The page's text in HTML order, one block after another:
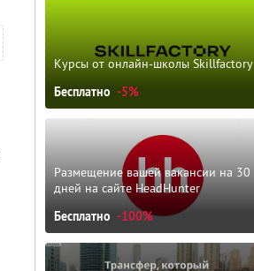
Курсы от онлайн-школы Skillfactory
Бесплатно -5%
Размещение вашей вакансии на 30
дней на сайте HeadHunter
Бесплатно -100%